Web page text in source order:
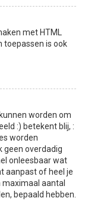
met HTML
toepassen is ook
worden om
:) betekent blij, :
worden
geen overdadig
onleesbaar wat
aanpast of heel je
aantal
bepaald hebben.